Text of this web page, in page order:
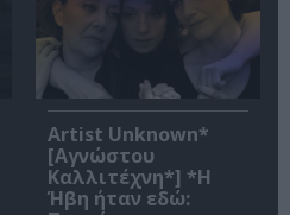
Artist Unknown*
[Αγνώστου
Καλλιτέχνη*] *Η
Ήβη ήταν εδώ: